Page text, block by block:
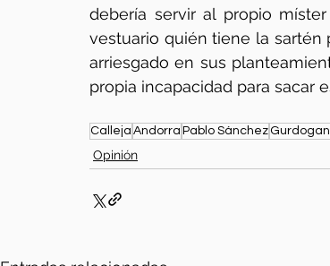
debería servir al propio
vestuario quién tiene la sartén
arriesgado en sus
propia incapacidad para sacar
Calleja Andorra Pablo Sánchez Gurdogan
Opinión